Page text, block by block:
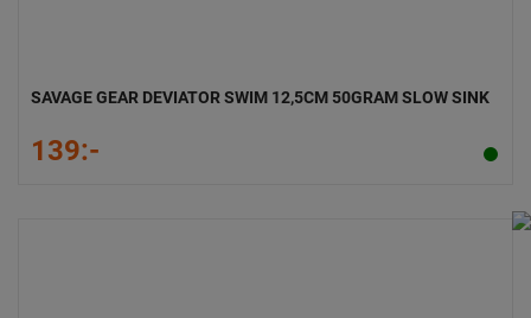
SAVAGE GEAR DEVIATOR SWIM 12,5CM 50GRAM SLOW SINK
139:-